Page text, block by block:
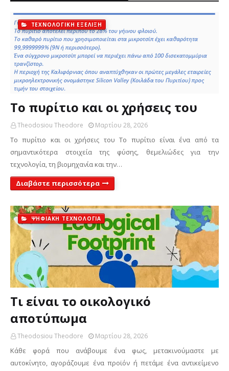
ΤΕΧΝΟΛΟΓΙΚΗ ΕΞΕΛΙΞΗ
Το πυρίτιο και οι χρήσεις του
Theodosiou Theodore Μαρτίου 28, 2026
Το πυρίτιο και οι χρήσεις του Το πυρίτιο είναι ένα από τα
σημαντικότερα στοιχεία της φύσης, θεμελιώδες για την
τεχνολογία, τη βιομηχανία και την…
Διαβάστε περισσότερα
ΨΗΦΙΑΚΗ ΤΕΧΝΟΛΟΓΙΑ
Τι είναι το οικολογικό
αποτύπωμα
Theodosiou Theodore Μαρτίου 28, 2026
Κάθε φορά που ανάβουμε ένα φως, μετακινούμαστε με
αυτοκίνητο, αγοράζουμε ένα προϊόν ή πετάμε ένα αντικείμενο